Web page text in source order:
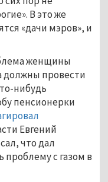
В это же
«дачи мэров», и
женщины
должны провести
нибудь
пенсионерки
Евгений
что дал
с газом в